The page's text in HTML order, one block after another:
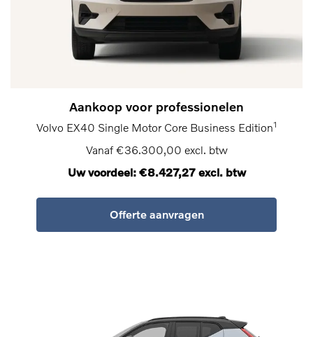
Aankoop voor professionelen
Volvo EX40 Single Motor Core Business Edition1
Vanaf €36.300,00 excl. btw
Uw voordeel: €8.427,27 excl. btw
Offerte aanvragen